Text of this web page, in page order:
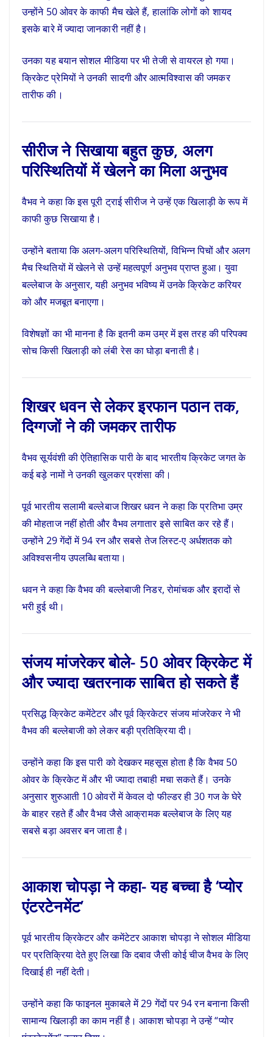
उन्होंने 50 ओवर के काफी मैच खेले हैं, हालांकि लोगों को शायद
इसके बारे में ज्यादा जानकारी नहीं है।
उनका यह बयान सोशल मीडिया पर भी तेजी से वायरल हो गया।
क्रिकेट प्रेमियों ने उनकी सादगी और आत्मविश्वास की जमकर
तारीफ की।
सीरीज ने सिखाया बहुत कुछ, अलग
परिस्थितियों में खेलने का मिला अनुभव
वैभव ने कहा कि इस पूरी ट्राई सीरीज ने उन्हें एक खिलाड़ी के रूप में
काफी कुछ सिखाया है।
उन्होंने बताया कि अलग-अलग परिस्थितियों, विभिन्न पिचों और अलग
मैच स्थितियों में खेलने से उन्हें महत्वपूर्ण अनुभव प्राप्त हुआ। युवा
बल्लेबाज के अनुसार, यही अनुभव भविष्य में उनके क्रिकेट करियर
को और मजबूत बनाएगा।
विशेषज्ञों का भी मानना है कि इतनी कम उम्र में इस तरह की परिपक्व
सोच किसी खिलाड़ी को लंबी रेस का घोड़ा बनाती है।
शिखर धवन से लेकर इरफान पठान तक,
दिग्गजों ने की जमकर तारीफ
वैभव सूर्यवंशी की ऐतिहासिक पारी के बाद भारतीय क्रिकेट जगत के
कई बड़े नामों ने उनकी खुलकर प्रशंसा की।
पूर्व भारतीय सलामी बल्लेबाज शिखर धवन ने कहा कि प्रतिभा उम्र
की मोहताज नहीं होती और वैभव लगातार इसे साबित कर रहे हैं।
उन्होंने 29 गेंदों में 94 रन और सबसे तेज लिस्ट-ए अर्धशतक को
अविश्वसनीय उपलब्धि बताया।
धवन ने कहा कि वैभव की बल्लेबाजी निडर, रोमांचक और इरादों से
भरी हुई थी।
संजय मांजरेकर बोले- 50 ओवर क्रिकेट में
और ज्यादा खतरनाक साबित हो सकते हैं
प्रसिद्ध क्रिकेट कमेंटेटर और पूर्व क्रिकेटर संजय मांजरेकर ने भी
वैभव की बल्लेबाजी को लेकर बड़ी प्रतिक्रिया दी।
उन्होंने कहा कि इस पारी को देखकर महसूस होता है कि वैभव 50
ओवर के क्रिकेट में और भी ज्यादा तबाही मचा सकते हैं। उनके
अनुसार शुरुआती 10 ओवरों में केवल दो फील्डर ही 30 गज के घेरे
के बाहर रहते हैं और वैभव जैसे आक्रामक बल्लेबाज के लिए यह
सबसे बड़ा अवसर बन जाता है।
आकाश चोपड़ा ने कहा- यह बच्चा है ‘प्योर
एंटरटेनमेंट’
पूर्व भारतीय क्रिकेटर और कमेंटेटर आकाश चोपड़ा ने सोशल मीडिया
पर प्रतिक्रिया देते हुए लिखा कि दबाव जैसी कोई चीज वैभव के लिए
दिखाई ही नहीं देती।
उन्होंने कहा कि फाइनल मुकाबले में 29 गेंदों पर 94 रन बनाना किसी
सामान्य खिलाड़ी का काम नहीं है। आकाश चोपड़ा ने उन्हें “प्योर